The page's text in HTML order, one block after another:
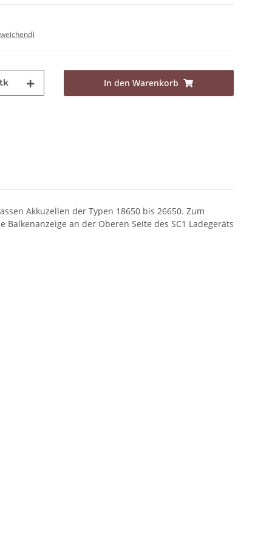
In den Warenkorb
Akkuzellen der Typen 18650 bis 26650. Zum
an der Oberen Seite des SC1 Ladegeräts